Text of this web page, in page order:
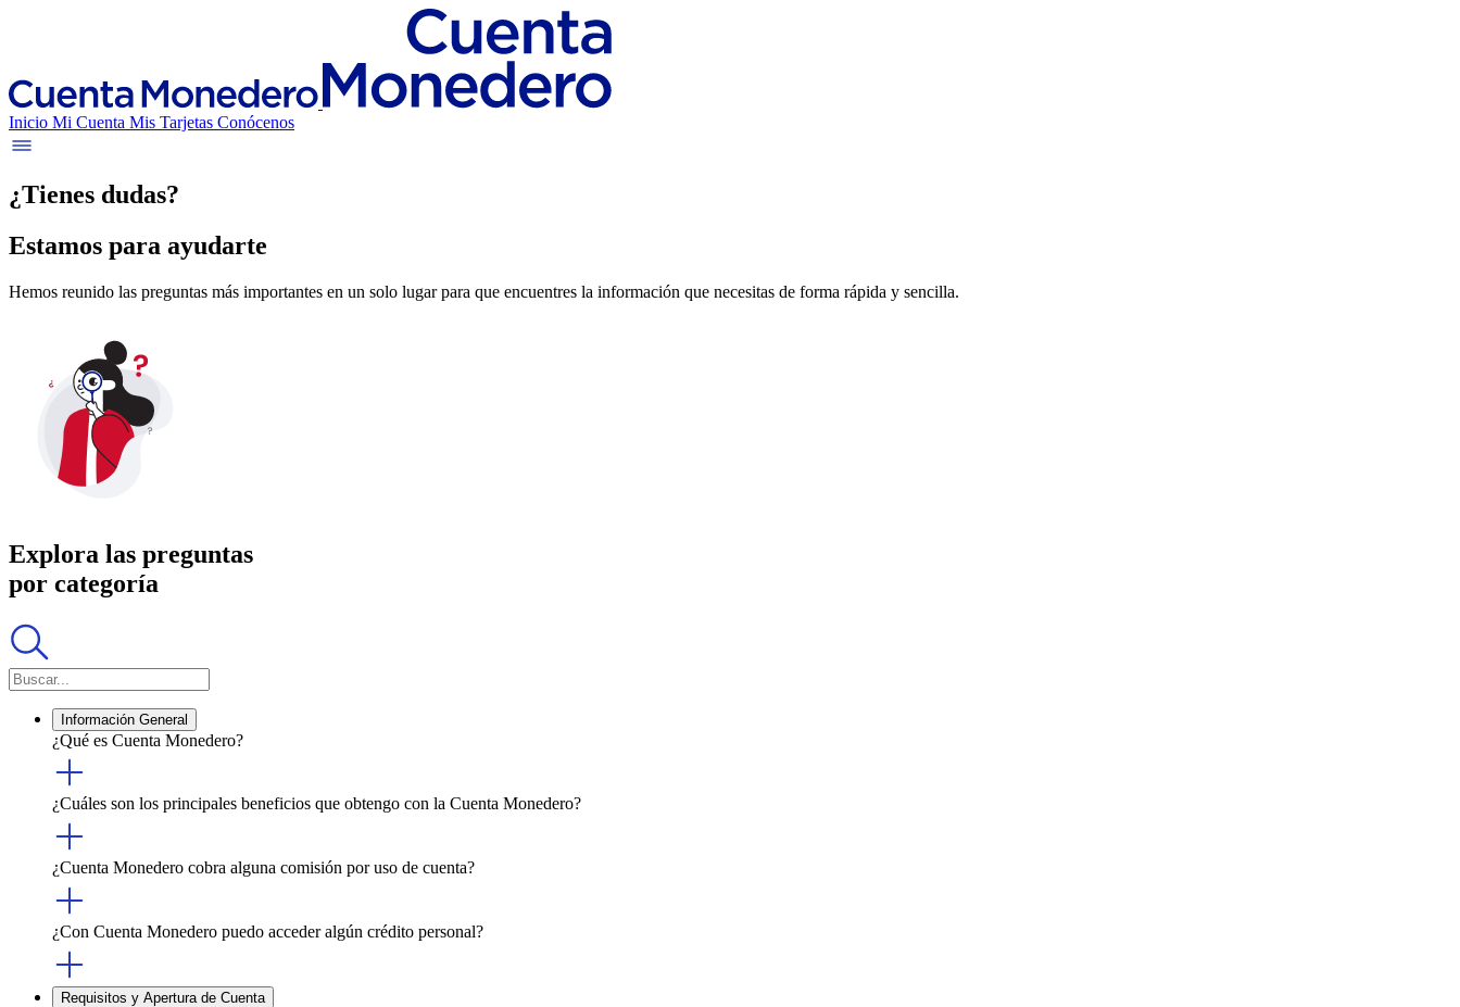
Inicio Mi Cuenta Mis Tarjetas Conócenos
¿Tienes dudas?
Estamos para ayudarte
Hemos reunido las preguntas más importantes en un solo lugar para que encuentres la información que necesitas de forma rápida y sencilla.
Explora las preguntas
por categoría
Información General
¿Qué es Cuenta Monedero?
¿Cuáles son los principales beneficios que obtengo con la Cuenta Monedero?
¿Cuenta Monedero cobra alguna comisión por uso de cuenta?
¿Con Cuenta Monedero puedo acceder algún crédito personal?
Requisitos y Apertura de Cuenta